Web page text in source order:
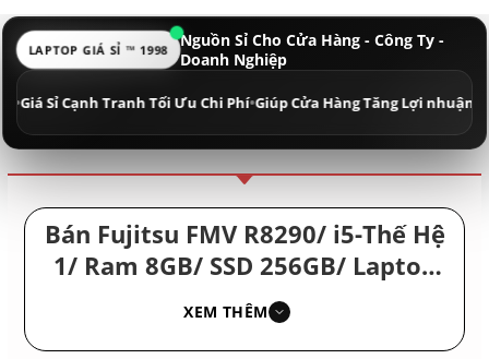
Điều hướng Phân loại
LAPTOP GIÁ SỈ ™ 1998
Nguồn Sỉ Cho Cửa Hàng - Công Ty -
Doanh Nghiệp
Cạnh Tranh Tối Ưu Chi Phí•Giúp Cửa Hàng Tăng Lợi nhuận -
Bán Fujitsu FMV R8290/ i5-Thế Hệ
1/ Ram 8GB/ SSD 256GB/ Laptop
Văn Phòng Giá Rẻ/ Laptop Nhập
Khẩu Nhật Cũ Chất Lượng
XEM THÊM